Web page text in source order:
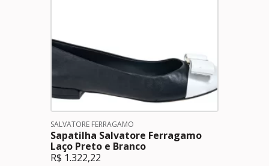
SALVATORE FERRAGAMO
Sapatilha Salvatore Ferragamo
Laço Preto e Branco
R$ 1.322,22